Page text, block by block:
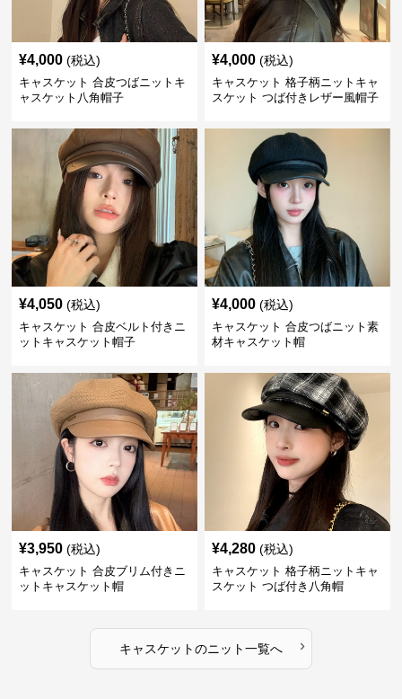
¥4,000 (税込)
キャスケット 合皮つばニットキ
ャスケット八角帽子
¥4,000 (税込)
キャスケット 格子柄ニットキャ
スケット つば付きレザー風帽子
¥4,050 (税込)
キャスケット 合皮ベルト付きニ
ットキャスケット帽子
¥4,000 (税込)
キャスケット 合皮つばニット素
材キャスケット帽
¥3,950 (税込)
キャスケット 合皮ブリム付きニ
ットキャスケット帽
¥4,280 (税込)
キャスケット 格子柄ニットキャ
スケット つば付き八角帽
キャスケットのニット一覧へ ›